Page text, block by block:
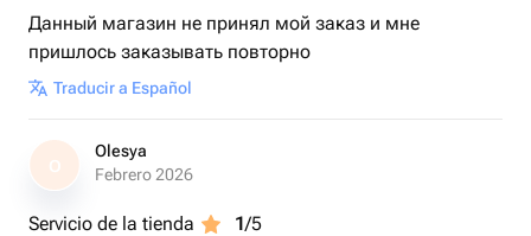
Данный магазин не принял мой заказ и мне
пришлось заказывать повторно
Traducir a Español
O
Olesya
Febrero 2026
Servicio de la tienda 1/5